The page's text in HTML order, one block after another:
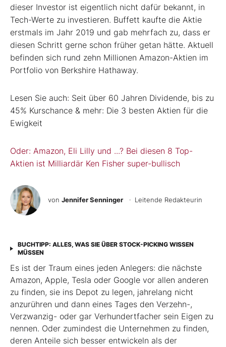
dieser Investor ist eigentlich nicht dafür bekannt, in
Tech-Werte zu investieren. Buffett kaufte die Aktie
erstmals im Jahr 2019 und gab mehrfach zu, dass er
diesen Schritt gerne schon früher getan hätte. Aktuell
befinden sich rund zehn Millionen Amazon-Aktien im
Portfolio von Berkshire Hathaway.
Lesen Sie auch: Seit über 60 Jahren Dividende, bis zu
45% Kurschance & mehr: Die 3 besten Aktien für die
Ewigkeit
Oder: Amazon, Eli Lilly und ...? Bei diesen 8 Top-
Aktien ist Milliardär Ken Fisher super-bullisch
von Jennifer Senninger · Leitende Redakteurin
BUCHTIPP: ALLES, WAS SIE ÜBER STOCK-PICKING WISSEN
MÜSSEN
Es ist der Traum eines jeden Anlegers: die nächste
Amazon, Apple, Tesla oder Google vor allen anderen
zu finden, sie ins Depot zu legen, jahrelang nicht
anzurühren und dann eines Tages den Verzehn-,
Verzwanzig- oder gar Verhundertfacher sein Eigen zu
nennen. Oder zumindest die Unternehmen zu finden,
deren Anteile sich besser entwickeln als der